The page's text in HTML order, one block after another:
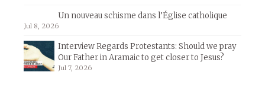
Un nouveau schisme dans l’Église catholique
Jul 8, 2026
Interview Regards Protestants: Should we pray
Our Father in Aramaic to get closer to Jesus?
Jul 7, 2026